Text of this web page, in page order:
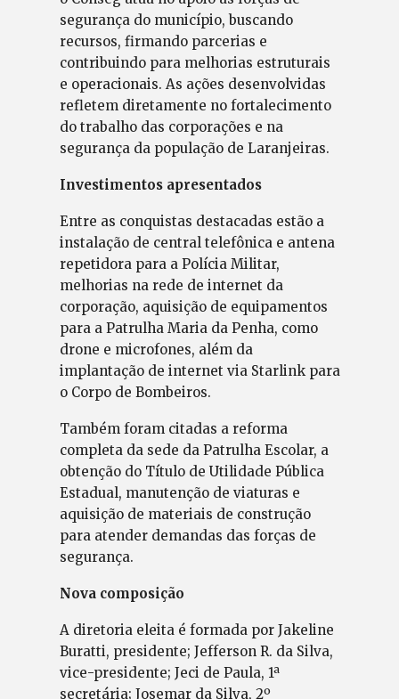
segurança do município, buscando
recursos, firmando parcerias e
contribuindo para melhorias estruturais
e operacionais. As ações desenvolvidas
refletem diretamente no fortalecimento
do trabalho das corporações e na
segurança da população de Laranjeiras.
Investimentos apresentados
Entre as conquistas destacadas estão a
instalação de central telefônica e antena
repetidora para a Polícia Militar,
melhorias na rede de internet da
corporação, aquisição de equipamentos
para a Patrulha Maria da Penha, como
drone e microfones, além da
implantação de internet via Starlink para
o Corpo de Bombeiros.
Também foram citadas a reforma
completa da sede da Patrulha Escolar, a
obtenção do Título de Utilidade Pública
Estadual, manutenção de viaturas e
aquisição de materiais de construção
para atender demandas das forças de
segurança.
Nova composição
A diretoria eleita é formada por Jakeline
Buratti, presidente; Jefferson R. da Silva,
vice-presidente; Jeci de Paula, 1ª
secretária; Josemar da Silva, 2º